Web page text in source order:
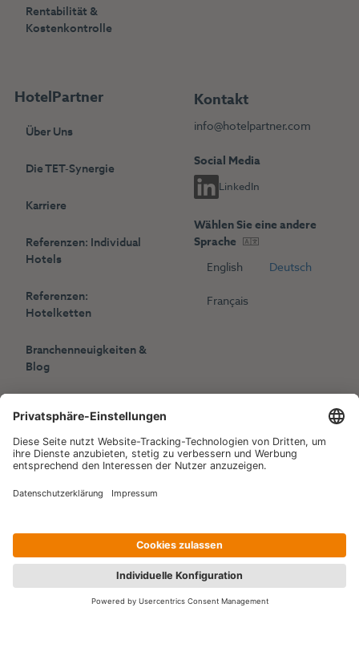
Rentabilität &
Kostenkontrolle
HotelPartner
Über Uns
Die TET-Synergie
Karriere
Referenzen: Individual
Hotels
Referenzen:
Hotelketten
Branchenneuigkeiten &
Blog
Veranstaltungen
Kontakt
info@hotelpartner.com
Social Media
LinkedIn
Wählen Sie eine andere
Sprache
English
Deutsch
Français
Copyright © 2006-2026 Hotelpartner Management AG |
Datenschutzerklärung Impressum | Site by[WORX]